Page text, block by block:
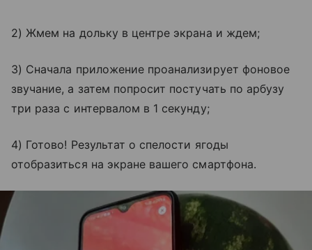
2) Жмем на дольку в центре экрана и ждем;
3) Сначала приложение проанализирует фоновое
звучание, а затем попросит постучать по арбузу
три раза с интервалом в 1 секунду;
4) Готово! Результат о спелости ягоды
отобразиться на экране вашего смартфона.